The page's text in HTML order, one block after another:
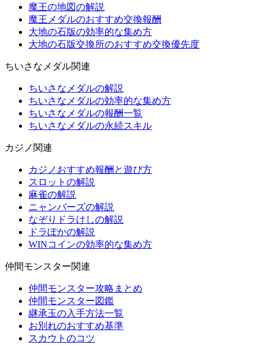
魔王の地図の解説
魔王メダルのおすすめ交換報酬
大地の石版の効率的な集め方
大地の石版交換所のおすすめ交換優先度
ちいさなメダル関連
ちいさなメダルの解説
ちいさなメダルの効率的な集め方
ちいさなメダルの報酬一覧
ちいさなメダルの永続スキル
カジノ関連
カジノおすすめ報酬と遊び方
スロットの解説
麻雀の解説
ニャンバーズの解説
なぞりドラけしの解説
ドラぽかの解説
WINコインの効率的な集め方
仲間モンスター関連
仲間モンスター攻略まとめ
仲間モンスター図鑑
継承玉の入手方法一覧
お別れのおすすめ基準
スカウトのコツ